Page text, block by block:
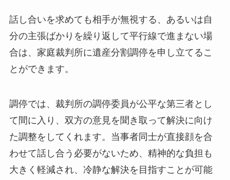
話し合いを求めても相手が無視する、あるいは自
分の主張ばかりを繰り返して平行線で進まない場
合は、家庭裁判所に遺産分割調停を申し立てるこ
とができます。
調停では、裁判所の調停委員が公平な第三者とし
て間に入り、双方の意見を聞き取って解決に向け
た調整をしてくれます。当事者同士が直接顔を合
わせて話し合う必要がないため、精神的な負担も
大きく軽減され、冷静な解決を目指すことが可能